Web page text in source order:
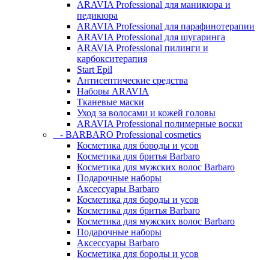
ARAVIA Professional для маникюра и
педикюра
ARAVIA Professional для парафинотерапии
ARAVIA Professional для шугаринга
ARAVIA Professional пилинги и
карбокситерапия
Start Epil
Антисептические средства
Наборы ARAVIA
Тканевые маски
Уход за волосами и кожей головы
ARAVIA Professional полимерные воски
- BARBARO Professional cosmetics
Косметика для бороды и усов
Косметика для бритья Barbaro
Косметика для мужских волос Barbaro
Подарочные наборы
Аксессуары Barbaro
Косметика для бороды и усов
Косметика для бритья Barbaro
Косметика для мужских волос Barbaro
Подарочные наборы
Аксессуары Barbaro
Косметика для бороды и усов